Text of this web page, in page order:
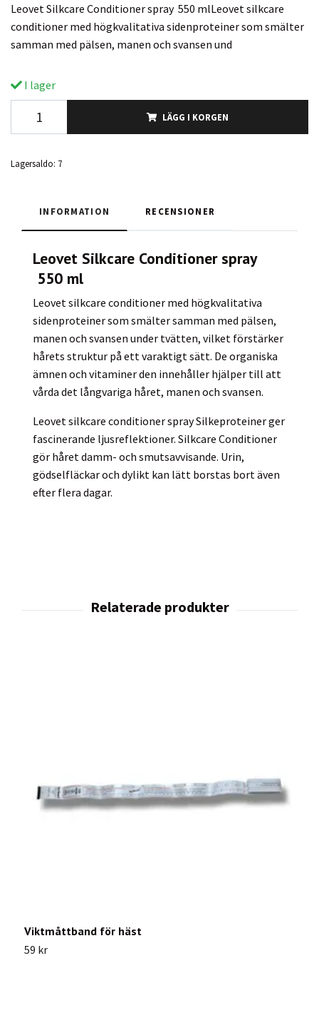
Leovet Silkcare Conditioner spray 550 mlLeovet silkcare
conditioner med högkvalitativa sidenproteiner som smälter
samman med pälsen, manen och svansen und
I lager
LÄGG I KORGEN
Lagersaldo: 7
INFORMATION RECENSIONER
Leovet Silkcare Conditioner spray
550 ml
Leovet silkcare conditioner med högkvalitativa
sidenproteiner som smälter samman med pälsen,
manen och svansen under tvätten, vilket förstärker
hårets struktur på ett varaktigt sätt. De organiska
ämnen och vitaminer den innehåller hjälper till att
vårda det långvariga håret, manen och svansen.
Leovet silkcare conditioner spray Silkeproteiner ger
fascinerande ljusreflektioner. Silkcare Conditioner
gör håret damm- och smutsavvisande. Urin,
gödselfläckar och dylikt kan lätt borstas bort även
efter flera dagar.
Viktmåttband för häst
59 kr